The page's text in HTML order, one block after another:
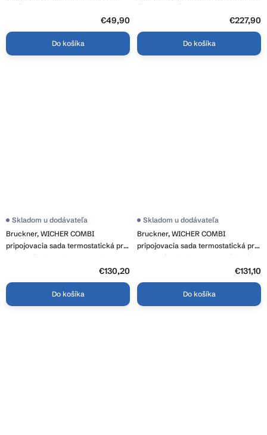
chróm, 1306-09N
€49,90
Do košíka
čierna matná, CP2052BS
€227,90
Do košíka
Bruckner, WICHER COMBI
pripojovacia sada termostatická pre
stredové pripojenie 50mm, biela,
Skladom u dodávateľa
€130,20
Do košíka
Bruckner, WICHER COMBI
pripojovacia sada termostatická pre
stredové pripojenie 50mm, čierná
Skladom u dodávateľa
€131,10
Do košíka